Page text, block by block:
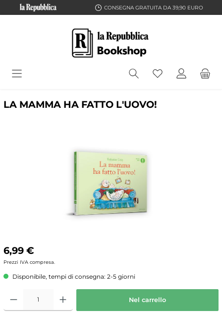
CONSEGNA GRATUITA DA 39,90 EURO
LA MAMMA HA FATTO L'UOVO!
6,99 €
Prezzi IVA compresa.
Disponibile, tempi di consegna: 2-5 giorni
Nel carrello